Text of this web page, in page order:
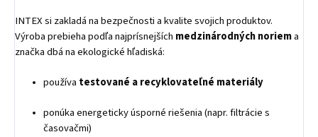
INTEX si zakladá na bezpečnosti a kvalite svojich produktov.
Výroba prebieha podľa najprísnejších medzinárodných noriema
značka dbá na ekologické hľadiská:
používa testované a recyklovateľné materiály
ponúka energeticky úsporné riešenia (napr. filtrácie s
časovačmi)